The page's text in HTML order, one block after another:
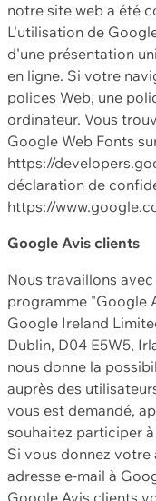
notre site web a été
L'utilisation de
d'une présentation
en ligne. Si votre
polices Web, une
ordinateur. Vous
Google Web Fonts
https://
déclaration de
https://
Google Avis clients
Nous travaillons
programme "Google
Google Ireland
Dublin, D04 E5W5,
nous donne la
auprès des
vous est demandé,
souhaitez participer
Si vous donnez
adresse e-mail à